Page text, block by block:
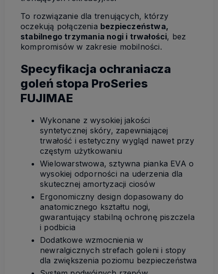
To rozwiązanie dla trenujących, którzy
oczekują połączenia bezpieczeństwa,
stabilnego trzymania nogi i trwałości, bez
kompromisów w zakresie mobilności.
Specyfikacja ochraniacza
goleń stopa ProSeries
FUJIMAE
Wykonane z wysokiej jakości
syntetycznej skóry, zapewniającej
trwałość i estetyczny wygląd nawet przy
częstym użytkowaniu
Wielowarstwowa, sztywna pianka EVA o
wysokiej odporności na uderzenia dla
skutecznej amortyzacji ciosów
Ergonomiczny design dopasowany do
anatomicznego kształtu nogi,
gwarantujący stabilną ochronę piszczela
i podbicia
Dodatkowe wzmocnienia w
newralgicznych strefach goleni i stopy
dla zwiększenia poziomu bezpieczeństwa